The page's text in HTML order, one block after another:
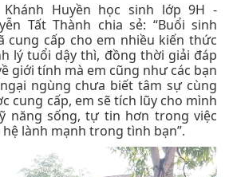
Khánh Huyền học sinh lớp 9H -
Tất Thành chia sẻ: “Buổi sinh
cung cấp cho em nhiều kiến thức
lý tuổi dậy thì, đồng thời giải đáp
giới tính mà em cũng như các bạn
ngùng chưa biết tâm sự cùng
cung cấp, em sẽ tích lũy cho mình
năng sống, tự tin hơn trong việc
lành mạnh trong tình bạn”.